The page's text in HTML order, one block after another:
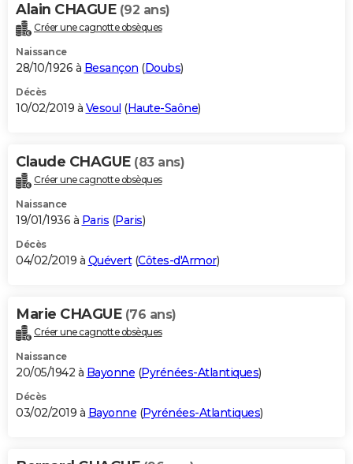
Alain CHAGUE (92 ans)
Créer une cagnotte obsèques
Naissance
28/10/1926 à Besançon (Doubs)
Décès
10/02/2019 à Vesoul (Haute-Saône)
Claude CHAGUE (83 ans)
Créer une cagnotte obsèques
Naissance
19/01/1936 à Paris (Paris)
Décès
04/02/2019 à Quévert(Côtes-d'Armor)
Marie CHAGUE (76 ans)
Créer une cagnotte obsèques
Naissance
20/05/1942 à Bayonne (Pyrénées-Atlantiques)
Décès
03/02/2019 à Bayonne (Pyrénées-Atlantiques)